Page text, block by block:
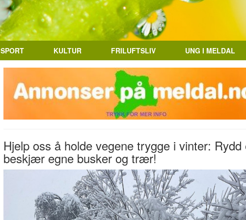
SPORT KULTUR FRILUFTSLIV UNG I MELDAL
Hjelp oss å holde vegene trygge i vinter: Rydd
beskjær egne busker og trær!